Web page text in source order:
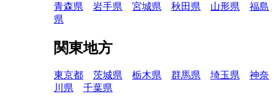
青森県 岩手県 宮城県 秋田県 山形県
福島
県
関東地方
東京都 茨城県 栃木県 群馬県 埼玉県
神奈
川県
千葉県